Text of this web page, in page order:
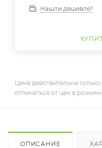
Нашли дешевле?
Цена действительна
отличаться от цен в
ОПИСАНИЕ